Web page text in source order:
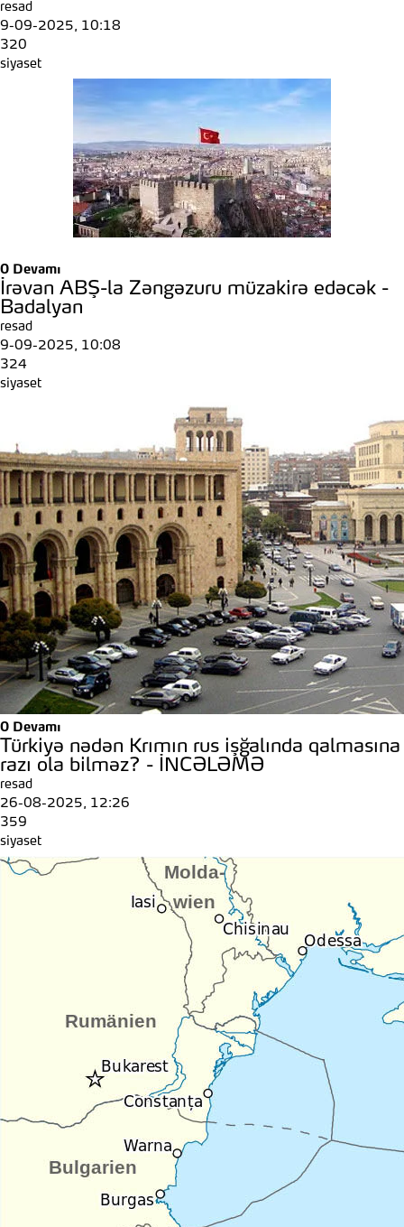
resad
9-09-2025, 10:18
320
siyaset
0 Devamı
İrəvan ABŞ-la Zəngəzuru müzakirə edəcək -
Badalyan
resad
9-09-2025, 10:08
324
siyaset
0 Devamı
Türkiyə nədən Krımın rus işğalında qalmasına
razı ola bilməz? - İNCƏLƏMƏ
resad
26-08-2025, 12:26
359
siyaset